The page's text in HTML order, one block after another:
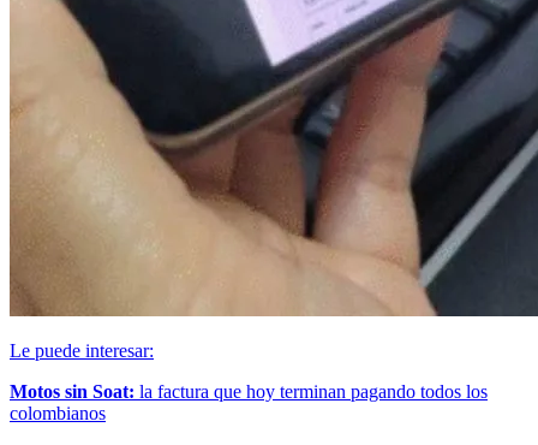
Le puede interesar:
Motos sin Soat: la factura que hoy terminan pagando todos los
colombianos